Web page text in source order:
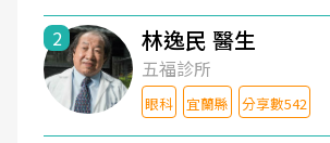
2 林逸民 醫生
五福診所
眼科 宜蘭縣 分享數542